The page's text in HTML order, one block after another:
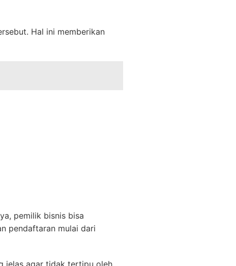
Hal ini memberikan
pemilik bisnis bisa
pendaftaran mulai dari